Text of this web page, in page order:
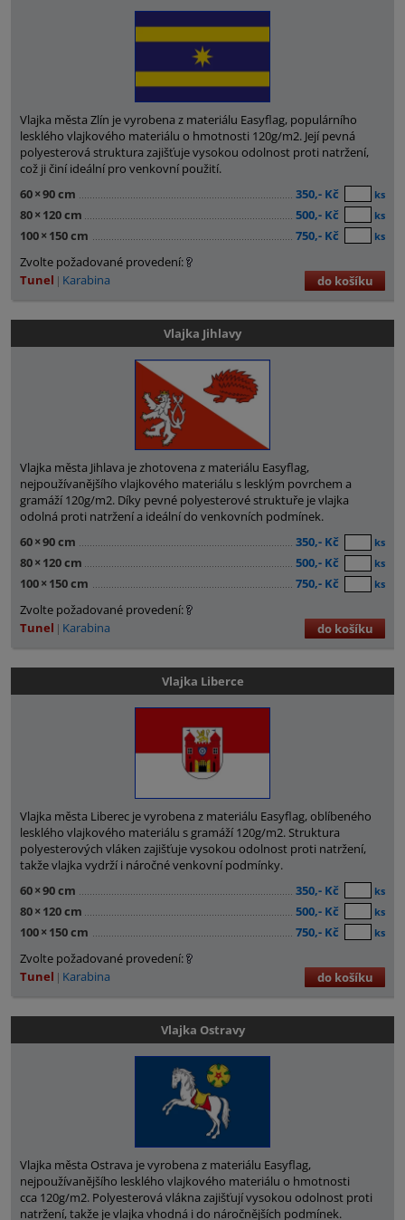
Vlajka města Zlín je vyrobena z materiálu Easyflag, populárního
lesklého vlajkového materiálu o hmotnosti 120g/m2. Její pevná
polyesterová struktura zajišťuje vysokou odolnost proti natržení,
což ji činí ideální pro venkovní použití.
60×90 cm 350,- Kč ks
80× 120 cm 500,- Kč ks
100× 150 cm 750,- Kč ks
Zvolte požadované provedení:
Tunel
Karabina do košíku
Vlajka Jihlavy
Vlajka města Jihlava je zhotovena z materiálu Easyflag,
nejpoužívanějšího vlajkového materiálu s lesklým povrchem a
gramáží 120g/m2. Díky pevné polyesterové struktuře je vlajka
odolná proti natržení a ideální do venkovních podmínek.
60×90 cm 350,- Kč ks
80× 120 cm 500,- Kč ks
100× 150 cm 750,- Kč ks
Zvolte požadované provedení:
Tunel
Karabina do košíku
Vlajka Liberce
Vlajka města Liberec je vyrobena z materiálu Easyflag, oblíbeného
lesklého vlajkového materiálu s gramáží 120g/m2. Struktura
polyesterových vláken zajišťuje vysokou odolnost proti natržení,
takže vlajka vydrží i náročné venkovní podmínky.
60×90 cm 350,- Kč ks
80× 120 cm 500,- Kč ks
100× 150 cm 750,- Kč ks
Zvolte požadované provedení:
Tunel
Karabina do košíku
Vlajka Ostravy
Vlajka města Ostrava je vyrobena z materiálu Easyflag,
nejpoužívanějšího lesklého vlajkového materiálu o hmotnosti
cca 120g/m2. Polyesterová vlákna zajišťují vysokou odolnost proti
natržení, takže je vlajka vhodná i do náročnějších podmínek.